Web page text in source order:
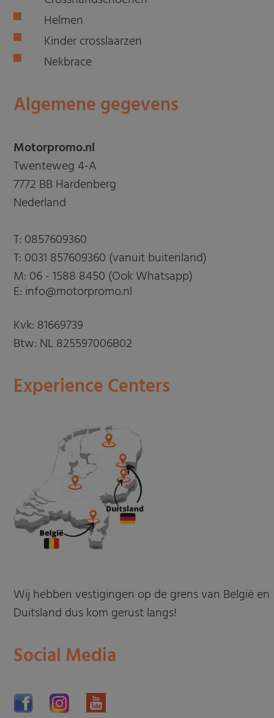
Helmen
Kinder crosslaarzen
Nekbrace
Algemene gegevens
Motorpromo.nl
Twenteweg 4-A
7772 BB Hardenberg
Nederland
T: 0857609360
T: 0031 857609360 (vanuit buitenland)
M: 06 - 1588 8450 (Ook Whatsapp)
E: info@motorpromo.nl
Kvk: 81669739
Btw: NL 825597006B02
Experience Centers
Wij hebben vestigingen op de grens van België en
Duitsland dus kom gerust langs!
Social Media